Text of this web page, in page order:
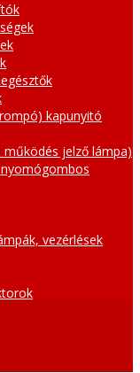
kapunyitó
működés jelző lámpa)
vezérlések